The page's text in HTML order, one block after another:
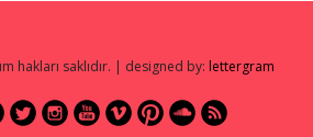
hakları saklıdır. | designed by: lettergram